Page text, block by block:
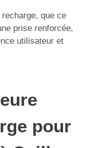
que ce
prise renforcée,
utilisateur et
pour